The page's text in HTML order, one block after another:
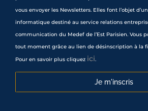
vous envoyer les Newsletters. Elles font l’objet
informatique destiné au service relations
communication du Medef de l’Est Parisien. Vous
tout moment grâce au lien de désinscription à la
Pour en savoir plus cliquez ici.
Je m'inscris